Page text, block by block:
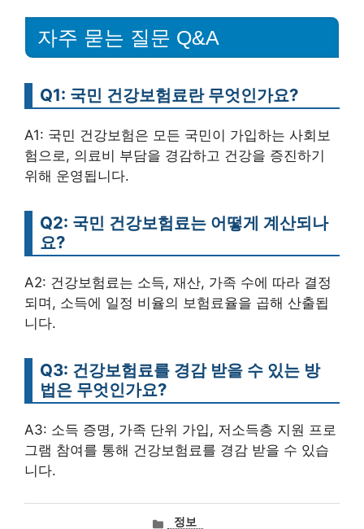
자주 묻는 질문 Q&A
Q1: 국민 건강보험료란 무엇인가요?
A1: 국민 건강보험은 모든 국민이 가입하는 사회보
험으로, 의료비 부담을 경감하고 건강을 증진하기
위해 운영됩니다.
Q2: 국민 건강보험료는 어떻게 계산되나
요?
A2: 건강보험료는 소득, 재산, 가족 수에 따라 결정
되며, 소득에 일정 비율의 보험료율을 곱해 산출됩
니다.
Q3: 건강보험료를 경감 받을 수 있는 방
법은 무엇인가요?
A3: 소득 증명, 가족 단위 가입, 저소득층 지원 프로
그램 참여를 통해 건강보험료를 경감 받을 수 있습
니다.
카정보